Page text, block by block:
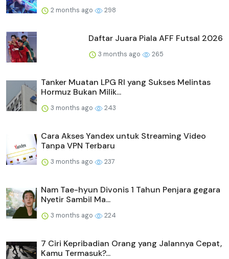
2 months ago 298
Daftar Juara Piala AFF Futsal 2026
3 months ago 265
Tanker Muatan LPG RI yang Sukses Melintas
Hormuz Bukan Milik...
3 months ago 243
Cara Akses Yandex untuk Streaming Video
Tanpa VPN Terbaru
3 months ago 237
Nam Tae-hyun Divonis 1 Tahun Penjara gegara
Nyetir Sambil Ma...
3 months ago 224
7 Ciri Kepribadian Orang yang Jalannya Cepat,
Kamu Termasuk?...